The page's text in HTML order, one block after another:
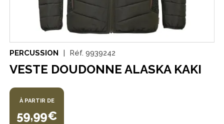
PERCUSSION Réf. 9939242
VESTE DOUDONNE ALASKA KAKI
À PARTIR DE
59,99€